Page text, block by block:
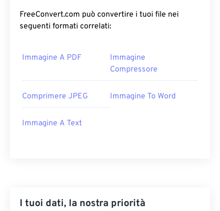
FreeConvert.com può convertire i tuoi file nei
seguenti formati correlati:
Immagine A PDF
Immagine
Compressore
Comprimere JPEG Immagine To Word
Immagine A Text
I tuoi dati, la nostra priorità